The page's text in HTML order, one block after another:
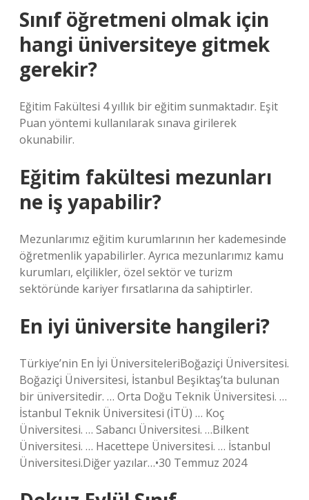
Sınıf öğretmeni olmak için
hangi üniversiteye gitmek
gerekir?
Eğitim Fakültesi 4 yıllık bir eğitim sunmaktadır. Eşit
Puan yöntemi kullanılarak sınava girilerek
okunabilir.
Eğitim fakültesi mezunları
ne iş yapabilir?
Mezunlarımız eğitim kurumlarının her kademesinde
öğretmenlik yapabilirler. Ayrıca mezunlarımız kamu
kurumları, elçilikler, özel sektör ve turizm
sektöründe kariyer fırsatlarına da sahiptirler.
En iyi üniversite hangileri?
Türkiye’nin En İyi ÜniversiteleriBoğaziçi Üniversitesi.
Boğaziçi Üniversitesi, İstanbul Beşiktaş’ta bulunan
bir üniversitedir. … Orta Doğu Teknik Üniversitesi. …
İstanbul Teknik Üniversitesi (İTÜ) … Koç
Üniversitesi. … Sabancı Üniversitesi. …Bilkent
Üniversitesi. … Hacettepe Üniversitesi. … İstanbul
Üniversitesi.Diğer yazılar…•30 Temmuz 2024